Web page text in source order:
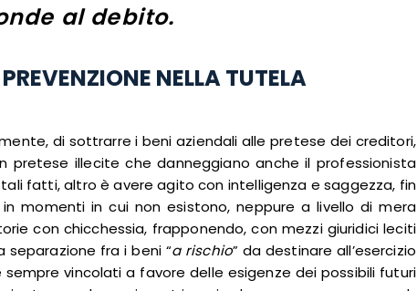
al debito.
NELLA TUTELA
di sottrarre i beni aziendali alle pretese dei creditori,
pretese illecite che danneggiano anche il professionista
fatti, altro è avere agito con intelligenza e saggezza, fin
in momenti in cui non esistono, neppure a livello di mera
con chicchessia, frapponendo, con mezzi giuridici leciti
fra i beni “a rischio” da destinare all’esercizio
vincolati a favore delle esigenze dei possibili futuri